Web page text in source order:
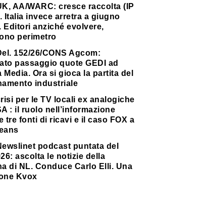
AA/WARC: cresce raccolta (IP
Italia invece arretra a giugno
Editori anziché evolvere,
perimetro
152/26/CONS Agcom:
passaggio quote GEDI ad
Media. Ora si gioca la partita del
industriale
per le TV locali ex analogiche
: il ruolo nell’informazione
tre fonti di ricavi e il caso FOX a
podcast puntata del
ascolta le notizie della
di NL. Conduce Carlo Elli. Una
Kvox